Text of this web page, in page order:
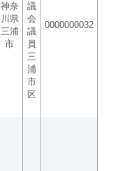
神奈
川県
三浦
市
議
会
議
員
三
浦
市
区
0000000032